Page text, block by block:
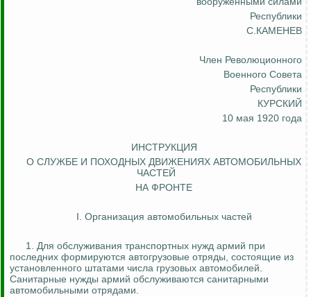
Республики
С.КАМЕНЕВ
Член Революционного
Военного Совета
Республики
КУРСКИЙ
10 мая 1920 года
ИНСТРУКЦИЯ
О СЛУЖБЕ И ПОХОДНЫХ ДВИЖЕНИЯХ АВТОМОБИЛЬНЫХ
ЧАСТЕЙ
НА ФРОНТЕ
I. Организация автомобильных частей
1. Для обслуживания транспортных нужд армий при
последних формируются автогрузовые отряды, состоящие из
установленного штатами числа грузовых автомобилей.
Санитарные нужды армий обслуживаются санитарными
автомобильными отрядами.